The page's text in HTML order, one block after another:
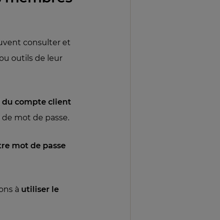
consulter et
outils de leur
compte client
mot de passe.
mot de passe
à utiliser le